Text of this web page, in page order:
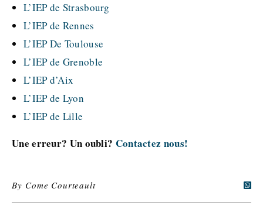
L’IEP de Strasbourg
L’IEP de Rennes
L’IEP De Toulouse
L’IEP de Grenoble
L’IEP d’Aix
L’IEP de Lyon
L’IEP de Lille
Une erreur? Un oubli? Contactez nous!
By Come Courteault